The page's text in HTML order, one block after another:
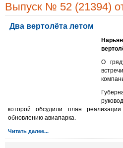
Выпуск № 52 (21394)
Два вертолёта летом
О
которой обсудили план
обновлению авиапарка.
Читать далее...